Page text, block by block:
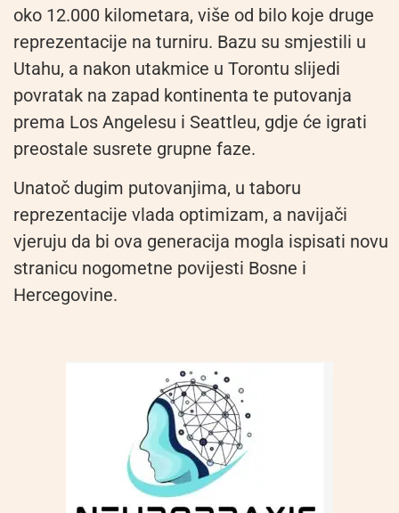
oko 12.000 kilometara, više od bilo koje druge
reprezentacije na turniru. Bazu su smjestili u
Utahu, a nakon utakmice u Torontu slijedi
povratak na zapad kontinenta te putovanja
prema Los Angelesu i Seattleu, gdje će igrati
preostale susrete grupne faze.
Unatoč dugim putovanjima, u taboru
reprezentacije vlada optimizam, a navijači
vjeruju da bi ova generacija mogla ispisati novu
stranicu nogometne povijesti Bosne i
Hercegovine.